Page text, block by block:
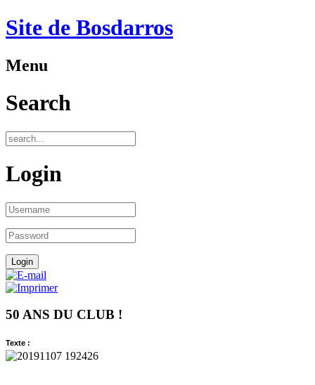
Site de Bosdarros
Menu
Search
Login
50 ANS DU CLUB !
Texte :